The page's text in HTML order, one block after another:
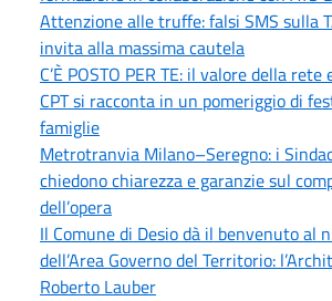
Attenzione alle truffe: falsi SMS sulla
invita alla massima cautela
C’È POSTO PER TE: il valore della
CPT si racconta in un pomeriggio di
famiglie
Metrotranvia Milano–Seregno: i
chiedono chiarezza e garanzie sul
dell’opera
Il Comune di Desio dà il benvenuto al
dell’Area Governo del Territorio:
Roberto Lauber